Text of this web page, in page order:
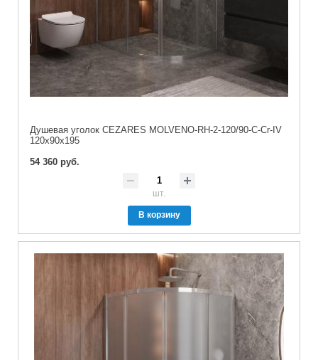
Душевая уголок CEZARES MOLVENO-RH-2-120/90-C-Cr-IV
120x90x195
54 360 руб.
шт.
В корзину